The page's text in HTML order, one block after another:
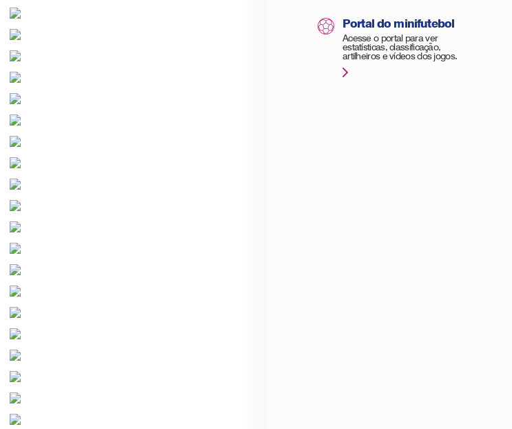
Portal do minifutebol
Acesse o portal para ver
estatísticas, classificação,
artilheiros e vídeos dos jogos.